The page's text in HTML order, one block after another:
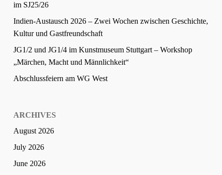
im SJ25/26
Indien-Austausch 2026 – Zwei Wochen zwischen Geschichte,
Kultur und Gastfreundschaft
JG1/2 und JG1/4 im Kunstmuseum Stuttgart – Workshop
„Märchen, Macht und Männlichkeit“
Abschlussfeiern am WG West
ARCHIVES
August 2026
July 2026
June 2026